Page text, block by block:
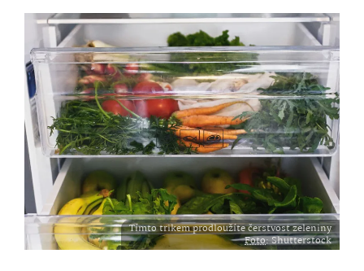
Tímto trikem prodloužíte čerstvost zeleniny
Foto: Shutterstock